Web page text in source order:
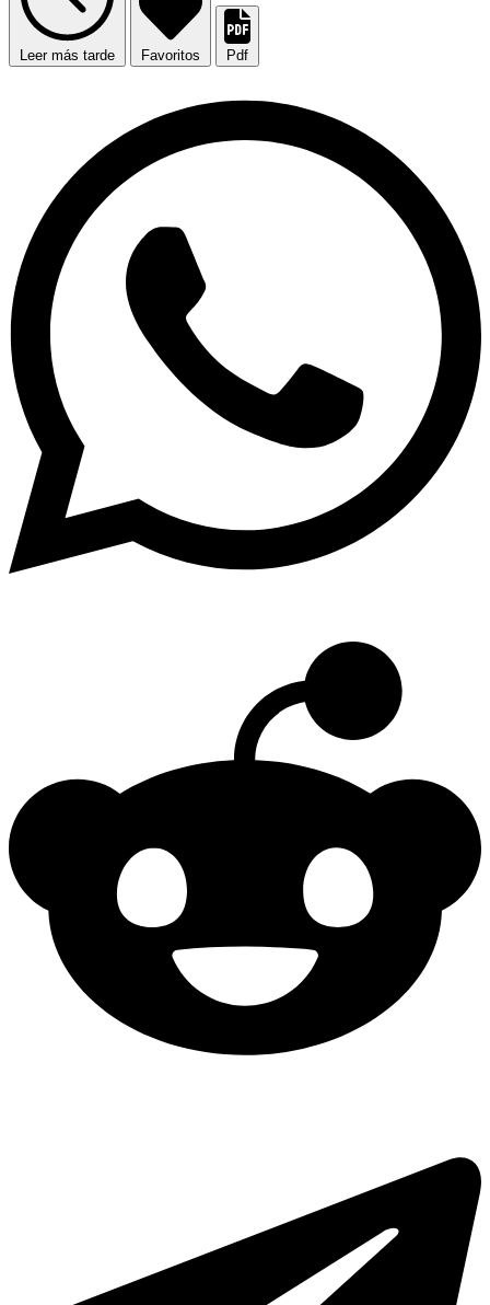
Leer más tarde Favoritos Pdf